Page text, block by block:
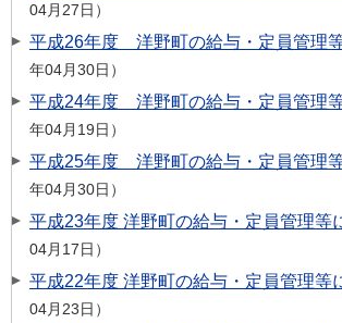
04月27日
平成26年度 洋野町の給与・定員管理
年04月30日
平成24年度 洋野町の給与・定員管理
年04月19日
平成25年度 洋野町の給与・定員管理
年04月30日
平成23年度 洋野町の給与・定員管理等
04月17日
平成22年度 洋野町の給与・定員管理等
04月23日